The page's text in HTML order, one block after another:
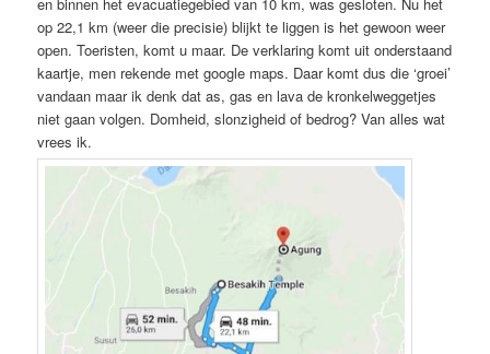
op 22,1 km (weer die precisie) blijkt te liggen is het gewoon weer
open. Toeristen, komt u maar. De verklaring komt uit onderstaand
kaartje, men rekende met google maps. Daar komt dus die ‘groei’
vandaan maar ik denk dat as, gas en lava de kronkelweggetjes
niet gaan volgen. Domheid, slonzigheid of bedrog? Van alles wat
vrees ik.